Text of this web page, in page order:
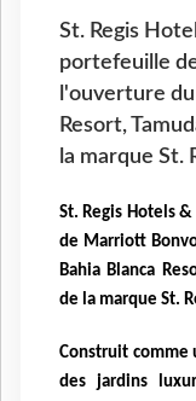
St. Regis
portefeuille
l'ouverture du
Resort,
la marque St.
St. Regis Hotels
de Marriott
Bahia Blanca
de la marque St.
Construit comme
des jardins